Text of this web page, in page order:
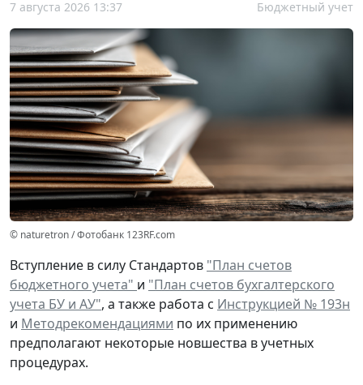
7 августа 2026 13:37 Бюджетный учет
© naturetron / Фотобанк 123RF.com
Вступление в силу Стандартов "План счетов
бюджетного учета" и "План счетов бухгалтерского
учета БУ и АУ", а также работа с Инструкцией № 193н
и Методрекомендациями по их применению
предполагают некоторые новшества в учетных
процедурах.